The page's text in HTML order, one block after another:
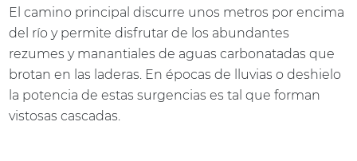
El camino principal discurre unos metros por encima
del río y permite disfrutar de los abundantes
rezumes y manantiales de aguas carbonatadas que
brotan en las laderas. En épocas de lluvias o deshielo
la potencia de estas surgencias es tal que forman
vistosas cascadas.